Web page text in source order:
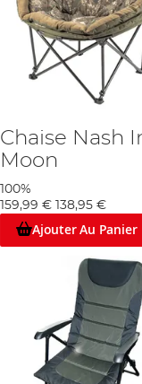
Chaise Nash
Moon
100%
159,99 €
138,95 €
Ajouter Au Panier